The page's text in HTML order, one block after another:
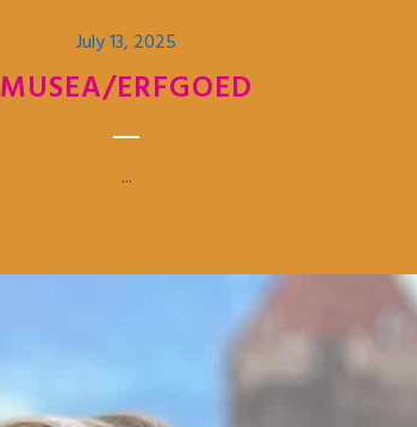
July 13, 2025
MUSEA/ERFGOED
...